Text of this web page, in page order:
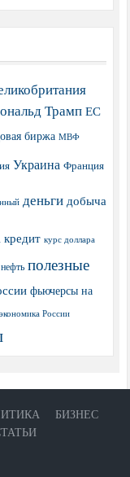
Трамп ЕС
биржа МВФ
Украина Франция
деньги добыча
кредит курс доллара
полезные
фьючерсы на
экономика России
БИЗНЕС